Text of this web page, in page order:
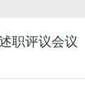
职评议会议